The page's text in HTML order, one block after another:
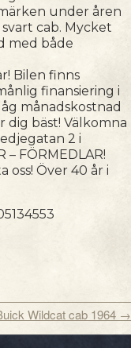
under åren
cab. Mycket
med både
Bilen finns
finansiering i
månadskostnad
dig bäst! Välkomna
2 i
– FÖRMEDLAR!
oss! Över 40 år i
Wildcat cab 1964 →